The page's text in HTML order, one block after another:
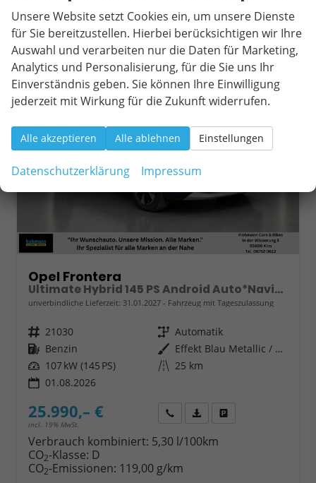
ab 237,– € mtl.
Opel Frontera
Ultimate Hybrid 145 PS Android Auto*Navi*SHZ*Tech Paket GS*Kamera*Klimaauto
unverbindliche Lieferzeit: 31.01.2027 Fahrzeug mit Tageszulassung
Fahrzeugnr. 21030 Getriebe Automatik
Kraftstoff Benzin Außenfarbe
Effekt Blau Metallic / Dach Schwarz
Leistung 107 kW (145 PS) Kilometerstand 25 km
01.08.2026
25.990,– €
incl. 19% MwSt.
Wir rufen Sie anFahrzeugexposé (PDF)
Verbrauch kombiniert: 5,30 l/100km
CO2-Klasse: D
CO2-Emissionen: 119,00 g/km
Unsere Website setzt Cookies ein, um unsere Dienste
für Sie bereitzustellen. Hierbei berücksichtigen wir Ihre
Auswahl und verarbeiten nur die Daten für Marketing,
Analytics und Personalisierung, für die Sie uns Ihr
Einverständnis geben. Sie können Ihre Einwilligung
jederzeit mit Wirkung für die Zukunft widerrufen.
Alle akzeptieren Alle ablehnen Einstellungen
Datenschutzerklärung Impressum